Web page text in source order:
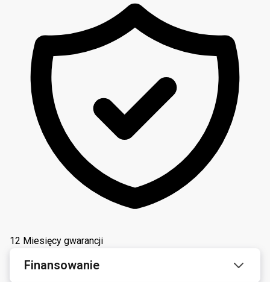
12 Miesięcy gwarancji
Finansowanie